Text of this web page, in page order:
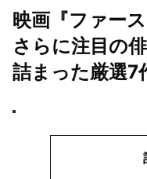
映画『ファー
さらに注目の
詰まった厳選7